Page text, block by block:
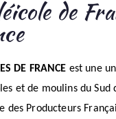
de
DE FRANCE est une
et de moulins du Sud
des Producteurs